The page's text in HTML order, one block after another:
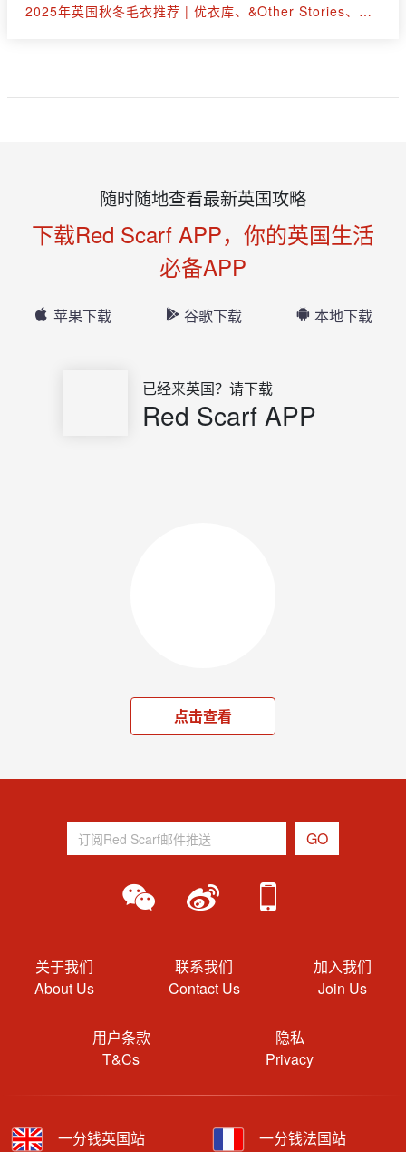
2025年英国秋冬毛衣推荐 | 优衣库、&Other Stories、拉夫劳伦等30+款
随时随地查看最新英国攻略
下载Red Scarf APP，你的英国生活
必备APP
苹果下载 谷歌下载 本地下载
已经来英国？请下载
Red Scarf APP
点击查看
关于我们
About Us
联系我们
Contact Us
加入我们
Join Us
用户条款
T&Cs
隐私
Privacy
一分钱英国站 一分钱法国站